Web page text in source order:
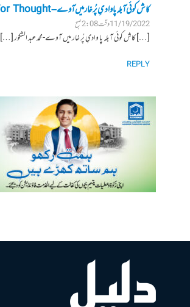
کاش کوئی آبلہ پا وادیِ پُر خار میں آوے – Food For Thought
11/19/2022 وقت 2:08 صبح
[…] کاش کوئی آبلہ پا وادیِ پُر خار میں آوے-محمد عبد الشکور […]
REPLY